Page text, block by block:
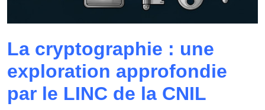
La cryptographie : une
exploration approfondie
par le LINC de la CNIL